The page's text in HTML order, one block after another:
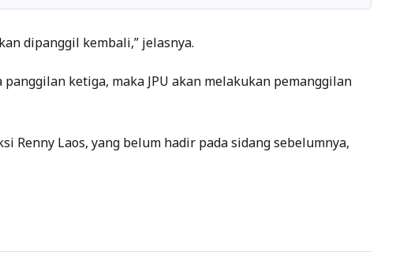
dipanggil kembali,” jelasnya.
ketiga, maka JPU akan melakukan pemanggilan
Renny Laos, yang belum hadir pada sidang sebelumnya,